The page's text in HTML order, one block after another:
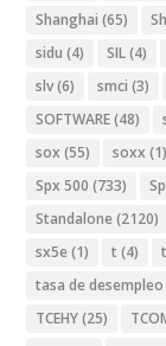
Shanghai (65)
sidu (4) SIL(4)
slv(6) smci (3)
SOFTWARE(48)
sox (55) soxx (1)
Spx 500 (733)
Standalone (2120)
sx5e (1) t (4)
tasa de desempleo
TCEHY(25)